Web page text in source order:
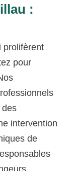
:
prolifèrent
pour
des
intervention
de